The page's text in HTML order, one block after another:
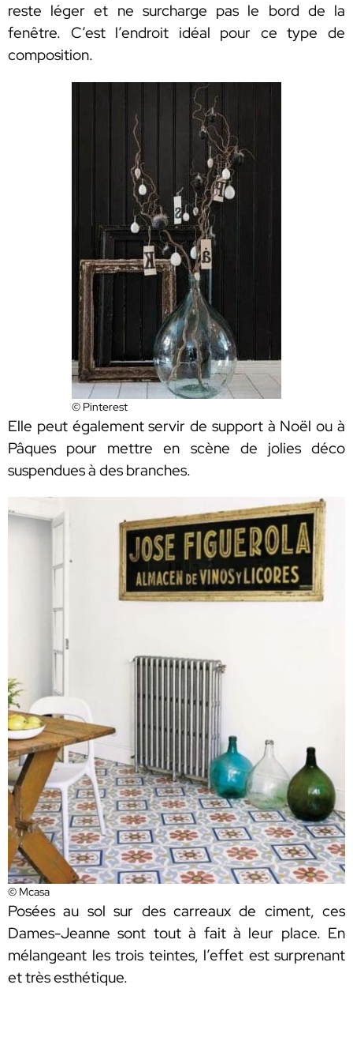
reste léger et ne surcharge pas le bord de la
fenêtre. C’est l’endroit idéal pour ce type de
composition.
© Pinterest
Elle peut également servir de support à Noël ou à
Pâques pour mettre en scène de jolies déco
suspendues à des branches.
© Mcasa
Posées au sol sur des carreaux de ciment, ces
Dames-Jeanne sont tout à fait à leur place. En
mélangeant les trois teintes, l’effet est surprenant
et très esthétique.